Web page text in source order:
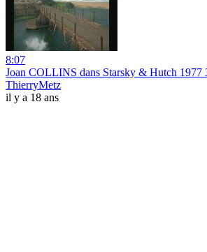
8:07
Joan COLLINS dans Starsky & Hutch 1977
ThierryMetz
il y a 18 ans